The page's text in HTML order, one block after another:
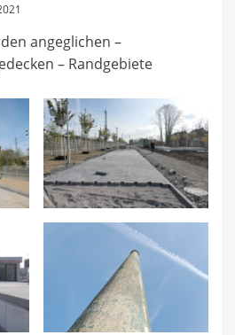
angeglichen –
– Randgebiete